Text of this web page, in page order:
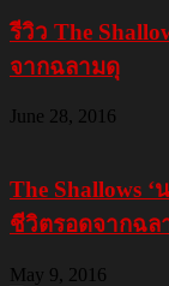
รีวิว The
จากฉลามดุ
June 28, 2016
The Shallows
ชีวิตรอดจากฉล
May 9, 2016